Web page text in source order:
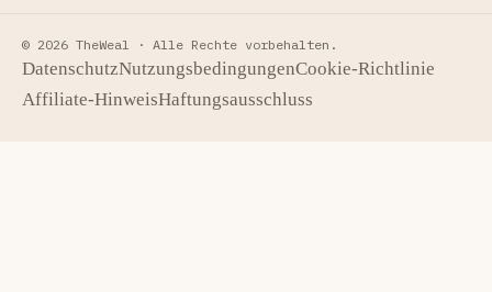
© 2026 TheWeal · Alle Rechte vorbehalten.
DatenschutzNutzungsbedingungenCookie-Richtlinie
Affiliate-HinweisHaftungsausschluss